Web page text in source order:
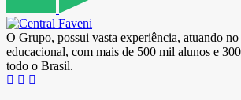
O Grupo, possui vasta experiência, atuando no
educacional, com mais de 500 mil alunos e
todo o Brasil.